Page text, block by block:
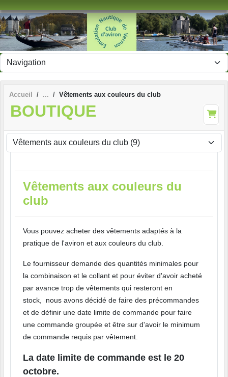
Accueil Vêtements aux couleurs du club
BOUTIQUE
Vêtements aux couleurs du
club
Vous pouvez acheter des vêtements adaptés à la
pratique de l'aviron et aux couleurs du club.
Le fournisseur demande des quantités minimales pour
la combinaison et le collant et pour éviter d'avoir acheté
par avance trop de vêtements qui resteront en
stock, nous avons décidé de faire des précommandes
et de définir une date limite de commande pour faire
une commande groupée et être sur d'avoir le minimum
de commande requis par vêtement.
La date limite de commande est le 20
octobre.